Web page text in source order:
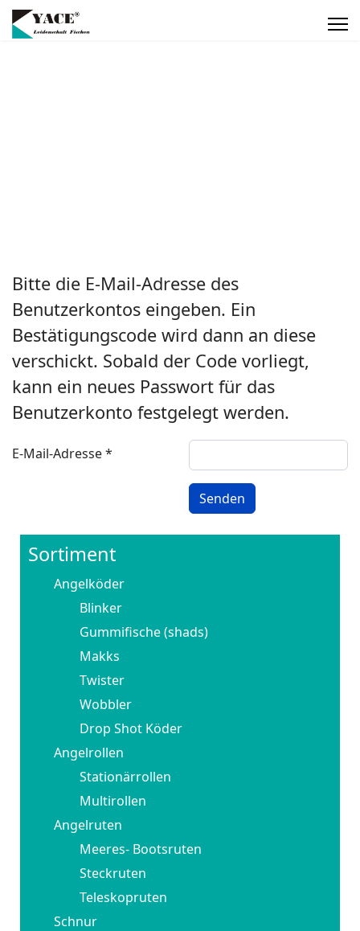
Bitte die E-Mail-Adresse des
Benutzerkontos eingeben. Ein
Bestätigungscode wird dann an diese
verschickt. Sobald der Code vorliegt,
kann ein neues Passwort für das
Benutzerkonto festgelegt werden.
E-Mail-Adresse*
Senden
Sortiment
Angelköder
Blinker
Gummifische (shads)
Makks
Twister
Wobbler
Drop Shot Köder
Angelrollen
Stationärrollen
Multirollen
Angelruten
Meeres- Bootsruten
Steckruten
Teleskopruten
Schnur